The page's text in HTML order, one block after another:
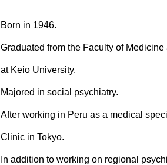
Born in 1946.
Graduated from the Faculty of
at Keio University.
Majored in social psychiatry.
After working in Peru as a medical
Clinic in Tokyo.
In addition to working on regional